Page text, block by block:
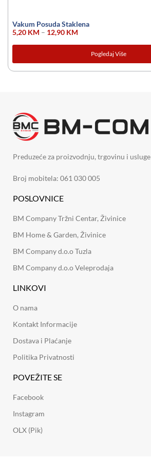
Vakum Posuda Staklena
5,20 KM – 12,90 KM
Pogledaj Više
Preduzeće za proizvodnju, trgovinu i usluge
Broj mobitela: 061 030 005
POSLOVNICE
BM Company Tržni Centar, Živinice
BM Home & Garden, Živinice
BM Company d.o.o Tuzla
BM Company d.o.o Veleprodaja
LINKOVI
O nama
Kontakt Informacije
Dostava i Plaćanje
Politika Privatnosti
POVEŽITE SE
Facebook
Instagram
OLX (Pik)